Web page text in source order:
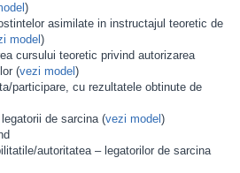
)
asimilate in instructajul teoretic de
model )
cursului teoretic privind autorizarea
(vezi model )
participare, cu rezultatele obtinute de
de sarcina (vezi model )
autoritatea – legatorilor de sarcina